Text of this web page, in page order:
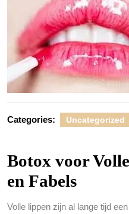
Categories: Uncategorized
Botox voor
en Fabels
Volle lippen zijn al lange tijd